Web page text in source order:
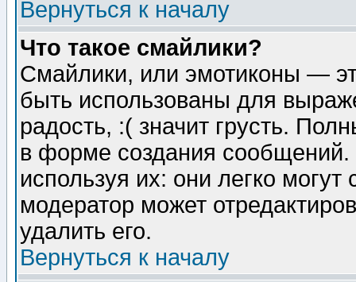
Вернуться к началу
Что такое смайлики?
Смайлики, или эмотиконы —
быть использованы для
радость, :( значит грусть.
в форме создания сообщений.
используя их: они легко
модератор может
удалить его.
Вернуться к началу